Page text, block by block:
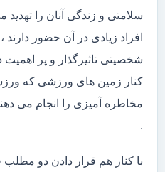
سلامتی و زندگی آنان را
افراد زیادی در آن حضور دارند
شخصیتی تاثیرگذار و پر اهمیت
کنار زمین های ورزشی که
مخاطره آمیزی را انجام می
.
با کنار هم قرار دادن دو